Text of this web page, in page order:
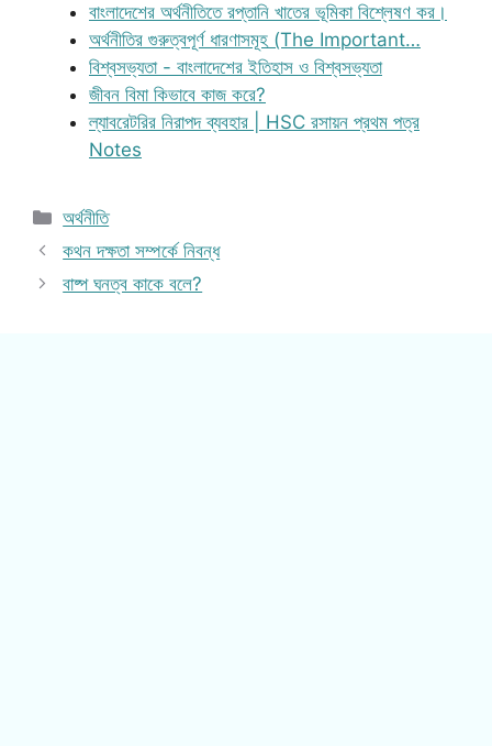
বাংলাদেশের অর্থনীতিতে রপ্তানি খাতের ভূমিকা বিশ্লেষণ কর।
অর্থনীতির গুরুত্বপূর্ণ ধারণাসমূহ (The Important…
বিশ্বসভ্যতা - বাংলাদেশের ইতিহাস ও বিশ্বসভ্যতা
জীবন বিমা কিভাবে কাজ করে?
ল্যাবরেটরির নিরাপদ ব্যবহার | HSC রসায়ন প্রথম পত্র
Notes
Categories
অর্থনীতি
কথন দক্ষতা সম্পর্কে নিবন্ধ
বাষ্প ঘনত্ব কাকে বলে?